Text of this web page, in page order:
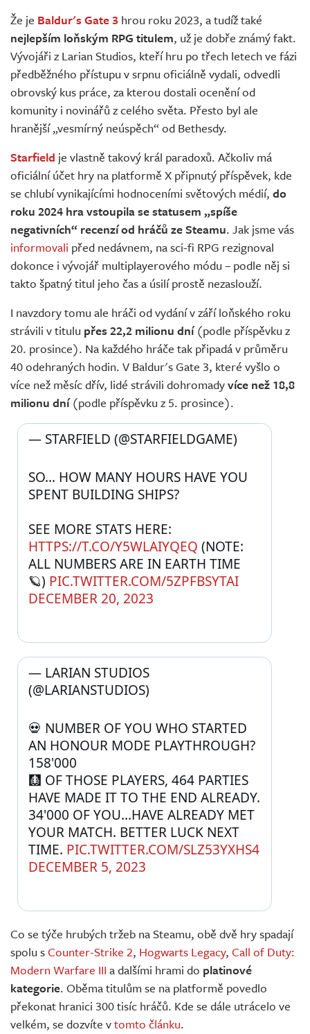
Živě
Že je Baldur's Gate 3 hrou roku 2023, a tudíž také
nejlepším loňským RPG titulem, už je dobře známý fakt.
Vývojáři z Larian Studios, kteří hru po třech letech ve fázi
předběžného přístupu v srpnu oficiálně vydali, odvedli
obrovský kus práce, za kterou dostali ocenění od
komunity i novinářů z celého světa. Přesto byl ale
hranější „vesmírný neúspěch“ od Bethesdy.
Starfield je vlastně takový král paradoxů. Ačkoliv má
oficiální účet hry na platformě X připnutý příspěvek, kde
se chlubí vynikajícími hodnoceními světových médií, do
roku 2024 hra vstoupila se statusem „spíše
negativních“ recenzí od hráčů ze Steamu. Jak jsme vás
informovali před nedávnem, na sci-fi RPG rezignoval
dokonce i vývojář multiplayerového módu – podle něj si
takto špatný titul jeho čas a úsilí prostě nezaslouží.
I navzdory tomu ale hráči od vydání v září loňského roku
strávili v titulu přes 22,2 milionu dní(podle příspěvku z
20. prosince). Na každého hráče tak připadá v průměru
40 odehraných hodin. V Baldur's Gate 3, které vyšlo o
více než měsíc dřív, lidé strávili dohromadyvíce než 18,8
milionu dní(podle příspěvku z 5. prosince).
SO… HOW MANY HOURS HAVE YOU
SPENT BUILDING SHIPS?
HTTPS://T.CO/Y5WLAIYQEQ (NOTE:
ALL NUMBERS ARE IN EARTH TIME
🪐) PIC.TWITTER.COM/5ZPFBSYTAI
— STARFIELD (@STARFIELDGAME)
DECEMBER 20, 2023
💀 NUMBER OF YOU WHO STARTED
AN HONOUR MODE PLAYTHROUGH?
158'000
🩻 OF THOSE PLAYERS, 464 PARTIES
HAVE MADE IT TO THE END ALREADY.
34'000 OF YOU...HAVE ALREADY MET
YOUR MATCH. BETTER LUCK NEXT
TIME. PIC.TWITTER.COM/SLZ53YXHS4
— LARIAN STUDIOS
(@LARIANSTUDIOS)
DECEMBER 5, 2023
Co se týče hrubých tržeb na Steamu, obě dvě hry spadají
spolu sCounter-Strike 2, Hogwarts Legacy, Call of Duty:
Modern Warfare III a dalšími hrami do platinové
kategorie. Oběma titulům se na platformě povedlo
překonat hranici 300 tisíc hráčů. Kde se dále utrácelo ve
velkém, se dozvíte vtomto článku.